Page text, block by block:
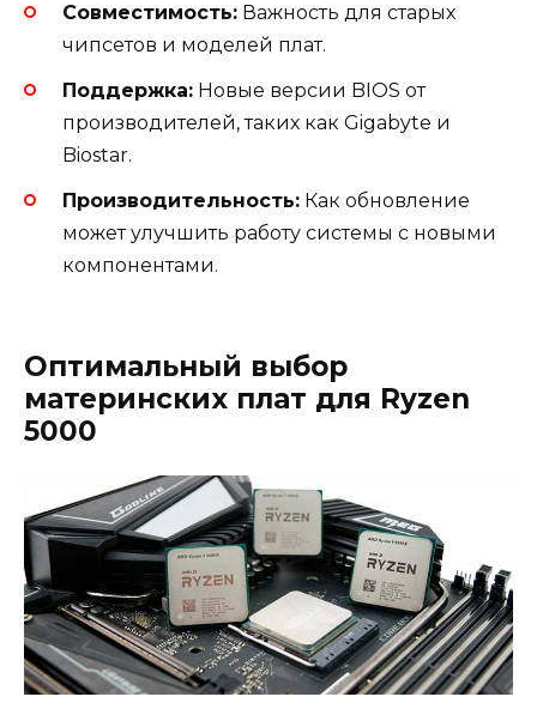
Совместимость: Важность для старых
чипсетов и моделей плат.
Поддержка: Новые версии BIOS от
производителей, таких как Gigabyte и
Biostar.
Производительность: Как обновление
может улучшить работу системы с новыми
компонентами.
Оптимальный выбор
материнских плат для Ryzen
5000